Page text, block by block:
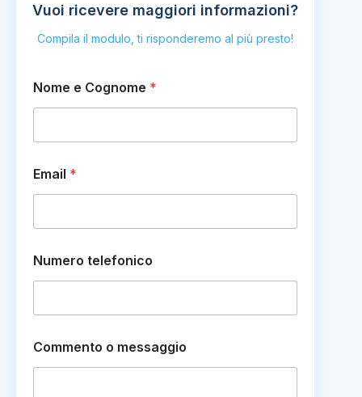
Vuoi ricevere maggiori informazioni?
Compila il modulo, ti risponderemo al più presto!
Nome e Cognome *
C
o
m
e
*
Email *
Numero telefonico
Commento o messaggio